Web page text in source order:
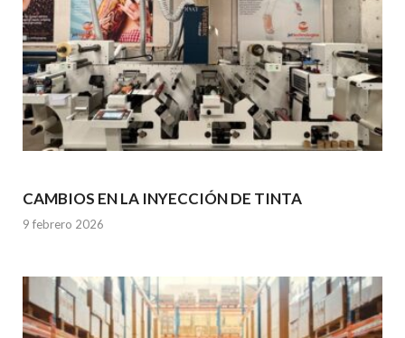
CAMBIOS EN LA INYECCIÓN DE TINTA
9 febrero 2026